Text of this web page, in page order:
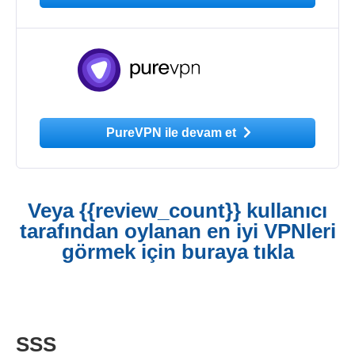
PureVPN ile devam et
Veya {{review_count}} kullanıcı
tarafından oylanan en iyi VPNleri
görmek için buraya tıkla
SSS